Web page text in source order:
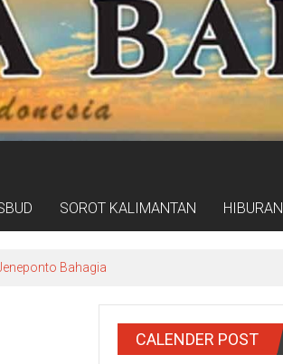
SOROT KALIMANTAN HIBURAN
Bahagia
CALENDER POST